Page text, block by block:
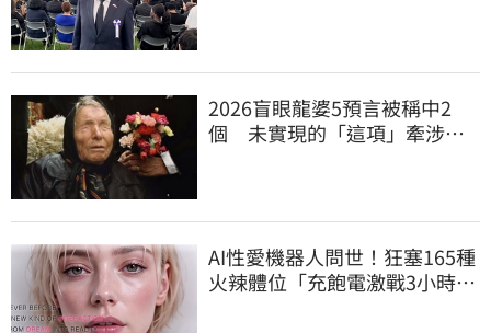
2026盲眼龍婆5預言被稱中2
個 未實現的「這項」牽涉台
AI性愛機器人問世！狂塞165種
火辣體位「充飽電激戰3小時」